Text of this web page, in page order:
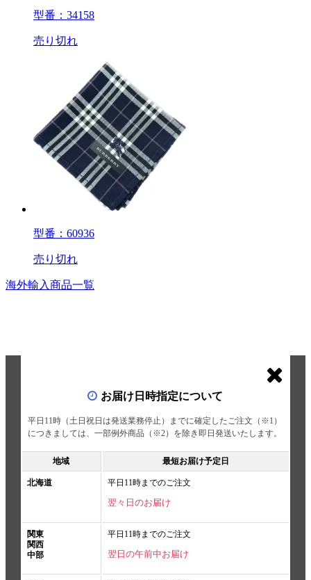
型番：34158
売り切れ
型番：60936
売り切れ
海外輸入商品一覧
お届け日時指定について
平日11時（土日祝日は発送業務停止）までに確定したご注文（※1）
につきましては、一部例外商品（※2）を除き即日発送いたします。
地域 最短お届け予定日
北海道 平日11時までのご注文
翌々日のお届け
関東
関西
中部
平日11時までのご注文
翌日の午前中お届け